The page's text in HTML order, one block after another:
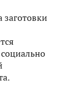
заготовки